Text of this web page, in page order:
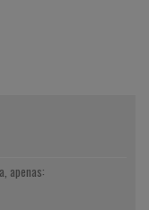
apenas: